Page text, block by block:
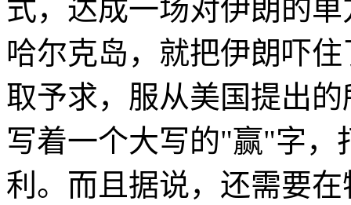
式，达成一场对伊朗的
哈尔克岛，就把伊朗吓
取予求，服从美国提出
写着一个大写的"赢"字，
利。而且据说，还需要